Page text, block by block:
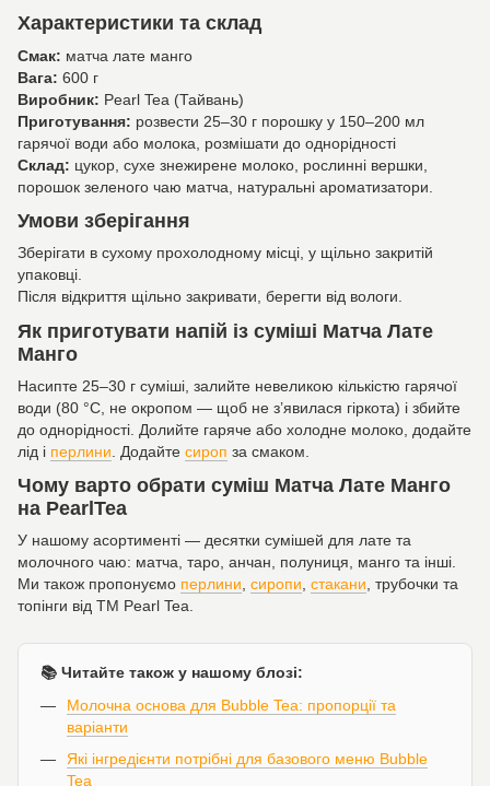
Характеристики та склад
Смак: матча лате манго
Вага: 600 г
Виробник: Pearl Tea (Тайвань)
Приготування: розвести 25–30 г порошку у 150–200 мл
гарячої води або молока, розмішати до однорідності
Склад: цукор, сухе знежирене молоко, рослинні вершки,
порошок зеленого чаю матча, натуральні ароматизатори.
Умови зберігання
Зберігати в сухому прохолодному місці, у щільно закритій
упаковці.
Після відкриття щільно закривати, берегти від вологи.
Як приготувати напій із суміші Матча Лате
Манго
Насипте 25–30 г суміші, залийте невеликою кількістю гарячої
води (80 °C, не окропом — щоб не з’явилася гіркота) і збийте
до однорідності. Долийте гаряче або холодне молоко, додайте
лід і перлини . Додайте сироп за смаком.
Чому варто обрати суміш Матча Лате Манго
на PearlTea
У нашому асортименті — десятки сумішей для лате та
молочного чаю: матча, таро, анчан, полуниця, манго та інші.
Ми також пропонуємо перлини, сиропи, стакани, трубочки та
топінги від ТМ Pearl Tea.
📚 Читайте також у нашому блозі:
Молочна основа для Bubble Tea: пропорції та
варіанти
Які інгредієнти потрібні для базового меню Bubble
Tea